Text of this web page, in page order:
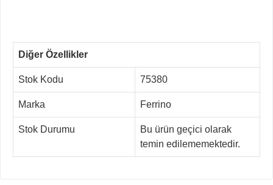
Diğer Özellikler
Stok Kodu 75380
Marka Ferrino
Stok Durumu
Bu ürün geçici olarak
temin edilememektedir.